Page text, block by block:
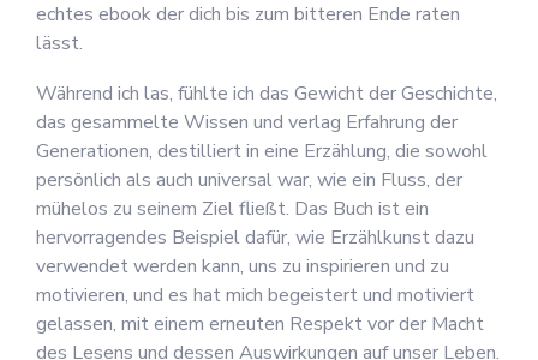
echtes ebook der dich bis zum bitteren Ende raten
lässt.
Während ich las, fühlte ich das Gewicht der Geschichte,
das gesammelte Wissen und verlag Erfahrung der
Generationen, destilliert in eine Erzählung, die sowohl
persönlich als auch universal war, wie ein Fluss, der
mühelos zu seinem Ziel fließt. Das Buch ist ein
hervorragendes Beispiel dafür, wie Erzählkunst dazu
verwendet werden kann, uns zu inspirieren und zu
motivieren, und es hat mich begeistert und motiviert
gelassen, mit einem erneuten Respekt vor der Macht
des Lesens und dessen Auswirkungen auf unser Leben.